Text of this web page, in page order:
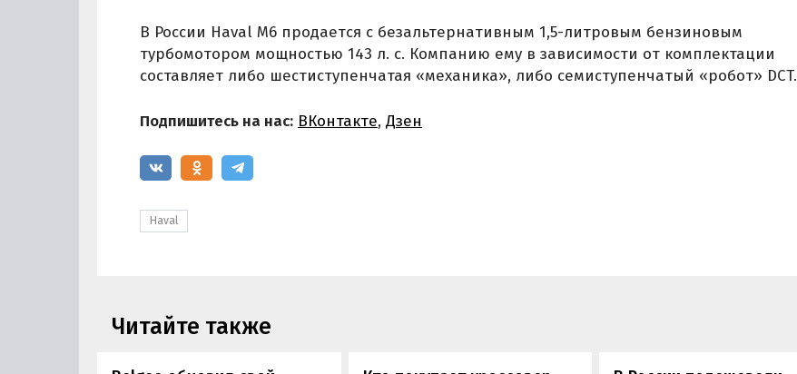
В России Haval M6 продается с безальтернативным 1,5-литровым бензиновым
турбомотором мощностью 143 л. с. Компанию ему в зависимости от комплектации
составляет либо шестиступенчатая «механика», либо семиступенчатый «робот» DCT.
Подпишитесь на нас: ВКонтакте, Дзен
Haval
Читайте также